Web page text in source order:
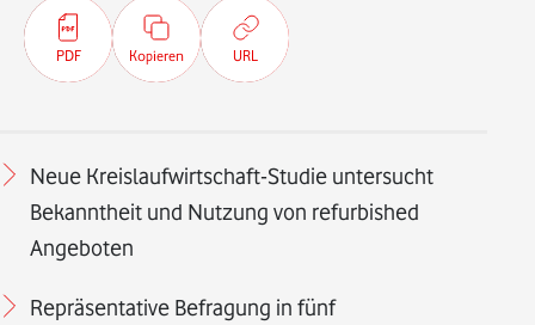
PDF Kopieren URL
Neue Kreislaufwirtschaft-Studie untersucht
Bekanntheit und Nutzung von refurbished
Angeboten
Repräsentative Befragung in fünf